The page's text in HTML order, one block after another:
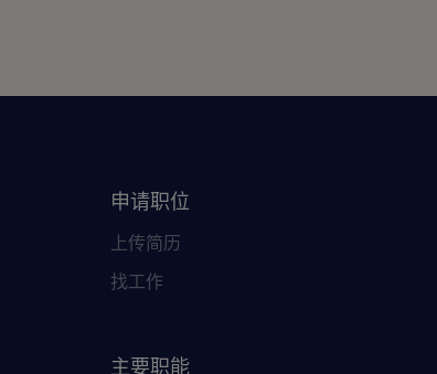
申请职位
上传简历
找工作
主要职能